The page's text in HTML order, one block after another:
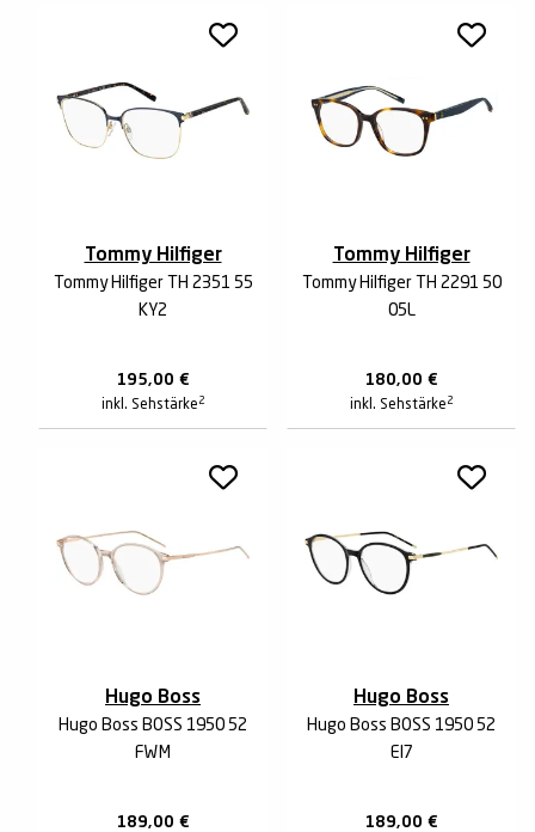
Tommy Hilfiger
Tommy Hilfiger TH 2351 55
KY2
195,00 €
inkl. Sehstärke 2
Tommy Hilfiger
Tommy Hilfiger TH 2291 50
05L
180,00 €
inkl. Sehstärke 2
Hugo Boss
Hugo Boss BOSS 1950 52
FWM
189,00 €
Hugo Boss
Hugo Boss BOSS 1950 52
EI7
189,00 €